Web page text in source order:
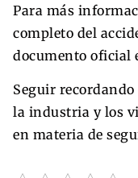
Para más
completo del
documento oficial
Seguir recordando
la industria y los
en materia de